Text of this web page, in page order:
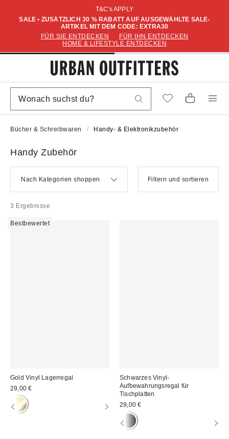
T&C's APPLY
SALE • ZUSÄTZLICH 30 % RABATT AUF AUSGEWÄHLTE SALE-
ARTIKEL MIT DEM CODE: EXTRA30
FÜR SIE ENTDECKEN
FÜR IHN ENTDECKEN
HOME & LIFESTYLE ENTDECKEN
Bücher & Schreibwaren Handy- & Elektronikzubehör
Handy Zubehör
Nach Kategorien shoppen Filtern und sortieren
3 Ergebnisse
Bestbewertet
Gold Vinyl Lagerregal
29,00 €
Schwarzes Vinyl-
Aufbewahrungsregal für
Tischplatten
29,00 €